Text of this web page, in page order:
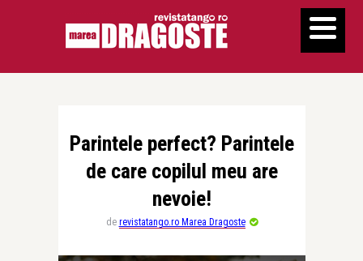
Parintele perfect? Parintele
de care copilul meu are
nevoie!
de revistatango.ro Marea Dragoste